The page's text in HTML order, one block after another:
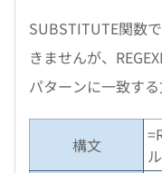
SUBSTITUTE関数
きませんが、
パターンに一致す
構文